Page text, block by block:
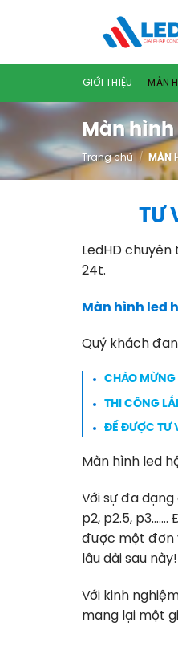
GIỚI THIỆU MÀN
Màn hình
Trang chủ / MÀN
TƯ
LedHD
24t.
Màn hình led
Quý khách
CHÀO
THI CÔNG
ĐỂ ĐƯỢC TƯ
Màn hình led
Với sự đa dạng
p2, p2.5,
được một đơn
lâu dài sau này!
Với kinh
mang lại một